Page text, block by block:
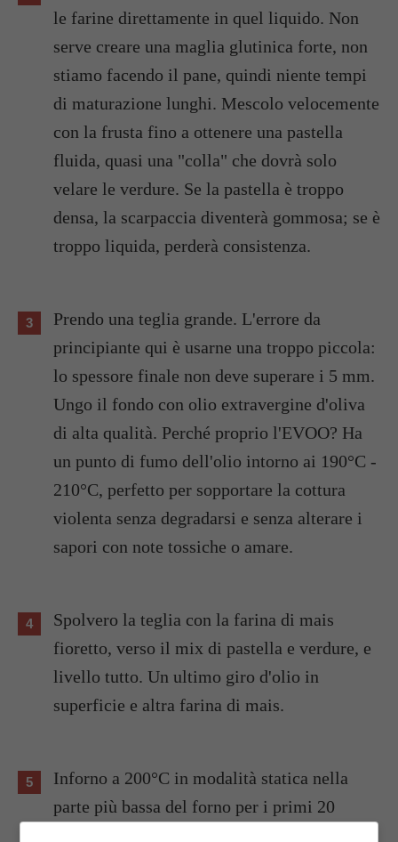
le farine direttamente in quel liquido. Non
serve creare una maglia glutinica forte, non
stiamo facendo il pane, quindi niente tempi
di maturazione lunghi. Mescolo velocemente
con la frusta fino a ottenere una pastella
fluida, quasi una "colla" che dovrà solo
velare le verdure. Se la pastella è troppo
densa, la scarpaccia diventerà gommosa; se è
troppo liquida, perderà consistenza.
Prendo una teglia grande. L'errore da
principiante qui è usarne una troppo piccola:
lo spessore finale non deve superare i 5 mm.
Ungo il fondo con olio extravergine d'oliva
di alta qualità. Perché proprio l'EVOO? Ha
un punto di fumo dell'olio intorno ai 190°C -
210°C, perfetto per sopportare la cottura
violenta senza degradarsi e senza alterare i
sapori con note tossiche o amare.
Spolvero la teglia con la farina di mais
fioretto, verso il mix di pastella e verdure, e
livello tutto. Un ultimo giro d'olio in
superficie e altra farina di mais.
Inforno a 200°C in modalità statica nella
parte più bassa del forno per i primi 20